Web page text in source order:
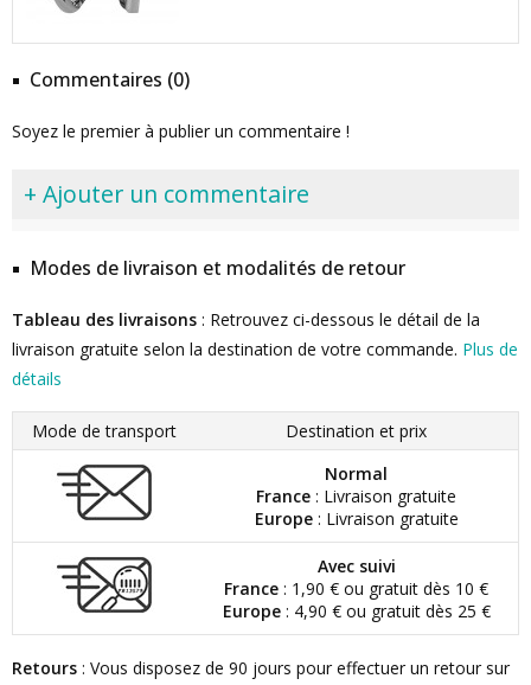
Commentaires (0)
Soyez le premier à publier un commentaire !
+ Ajouter un commentaire
Modes de livraison et modalités de retour
Tableau des livraisons : Retrouvez ci-dessous le détail de la
livraison gratuite selon la destination de votre commande. Plus de
détails
Mode de transport
Destination et prix
Normal
France : Livraison gratuite
Europe: Livraison gratuite
Avec suivi
France : 1,90 € ou gratuit dès 10 €
Europe: 4,90 € ou gratuit dès 25 €
Retours : Vous disposez de 90 jours pour effectuer un retour sur